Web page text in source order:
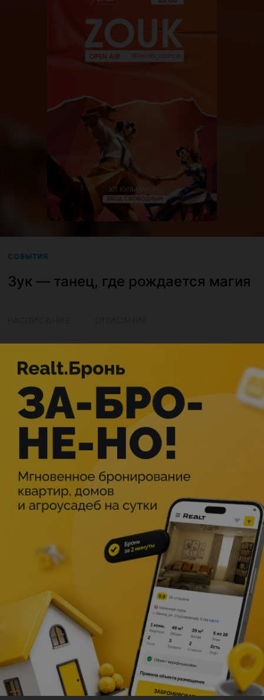
СОБЫТИЯ
Зук — танец, где рождается магия
Мероприятие в этом городе уже прошло
Описание
Зук — это чувственный и пластичный парный танец,
который зародился в Бразилии и покорил мир своей
красотой, плавностью и глубиной.